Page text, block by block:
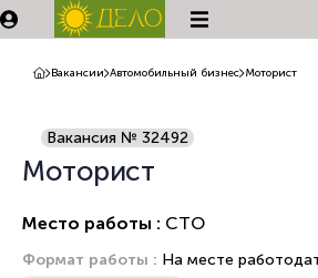
Вакансии Автомобильный бизнес Моторист
Моторист
Место работы : СТО
Формат работы : На месте
Вакансия № 32492